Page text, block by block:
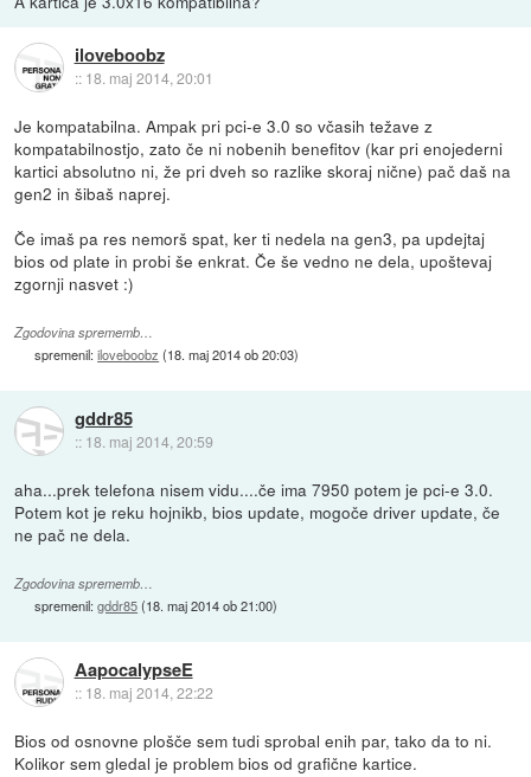
iloveboobz
:: 18. maj 2014, 20:01
Je kompatabilna. Ampak pri pci-e 3.0 so včasih težave z
kompatabilnostjo, zato če ni nobenih benefitov (kar pri enojederni
kartici absolutno ni, že pri dveh so razlike skoraj nične) pač daš na
gen2 in šibaš naprej.
Če imaš pa res nemorš spat, ker ti nedela na gen3, pa updejtaj
bios od plate in probi še enkrat. Če še vedno ne dela, upoštevaj
zgornji nasvet :)
Zgodovina sprememb…
spremenil:iloveboobz (18. maj 2014 ob 20:03)
gddr85
:: 18. maj 2014, 20:59
aha...prek telefona nisem vidu....če ima 7950 potem je pci-e 3.0.
Potem kot je reku hojnikb, bios update, mogoče driver update, če
ne pač ne dela.
Zgodovina sprememb…
spremenil:gddr85(18. maj 2014 ob 21:00)
AapocalypseE
:: 18. maj 2014, 22:22
Bios od osnovne plošče sem tudi sprobal enih par, tako da to ni.
Kolikor sem gledal je problem bios od grafične kartice.